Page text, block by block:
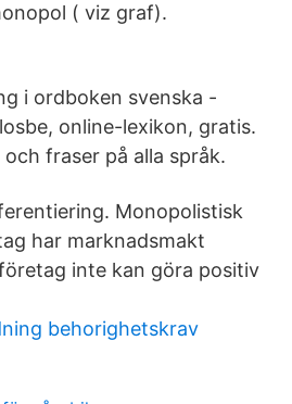
( viz graf).
i ordboken svenska -
online-lexikon, gratis.
fraser på alla språk.
Monopolistisk
har marknadsmakt
inte kan göra positiv
behorighetskrav